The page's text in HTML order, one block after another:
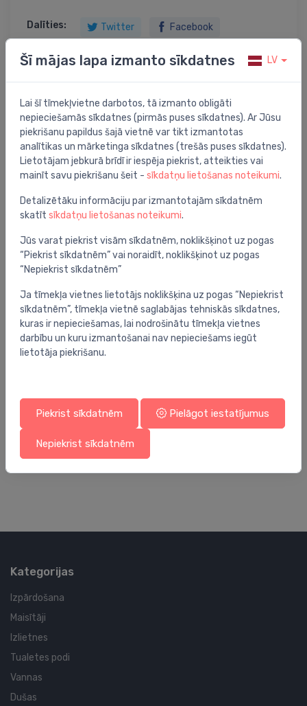
Dalīties: Twitter Facebook
Preces apraksts
TA-SCOPE balansēšanas instrumenta šļūtene, zila
Jums varētu arī interesēt
Impulsa caurules, 6 mm, R 1/2, 1500 mm, Varš
50.34 €
Kategorijas
Izpārdošana
Maisītāji
Izlietnes
Tualetes podi
Vannas
Dušas
Šī mājas lapa izmanto sīkdatnes LV
Lai šī tīmekļvietne darbotos, tā izmanto obligāti
nepieciešamās sīkdatnes (pirmās puses sīkdatnes). Ar Jūsu
piekrišanu papildus šajā vietnē var tikt izmantotas
analītikas un mārketinga sīkdatnes (trešās puses sīkdatnes).
Lietotājam jebkurā brīdī ir iespēja piekrist, atteikties vai
mainīt savu piekrišanu šeit - sīkdatņu lietošanas noteikumi.
Detalizētāku informāciju par izmantotajām sīkdatnēm
skatīt sīkdatņu lietošanas noteikumi.
Jūs varat piekrist visām sīkdatnēm, noklikšķinot uz pogas
“Piekrist sīkdatnēm” vai noraidīt, noklikšķinot uz pogas
“Nepiekrist sīkdatnēm”
Ja tīmekļa vietnes lietotājs noklikšķina uz pogas “Nepiekrist
sīkdatnēm”, tīmekļa vietnē saglabājas tehniskās sīkdatnes,
kuras ir nepieciešamas, lai nodrošinātu tīmekļa vietnes
darbību un kuru izmantošanai nav nepieciešams iegūt
lietotāja piekrišanu.
Piekrist sīkdatnēm Pielāgot iestatījumus
Nepiekrist sīkdatnēm